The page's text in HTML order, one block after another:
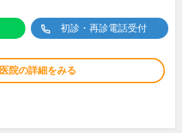
初診・再診電話受付
院の詳細をみる